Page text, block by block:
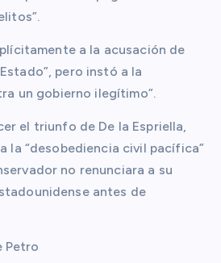
a la acusación de
pero instó a la
un gobierno ilegítimo”.
el triunfo de De la Espriella,
la “desobediencia civil pacífica”
no renunciara a su
antes de
Petro